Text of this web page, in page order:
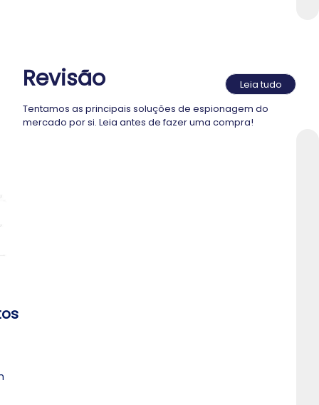
Revisão
Leia tudo
Tentamos as principais soluções de espionagem do
mercado por si. Leia antes de fazer uma compra!